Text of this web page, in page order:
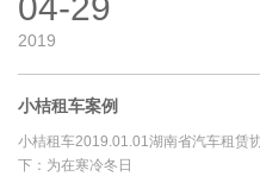
2019
小桔租车案例
小桔租车2019.01.01湖南省汽车租赁
下：为在寒冷冬日